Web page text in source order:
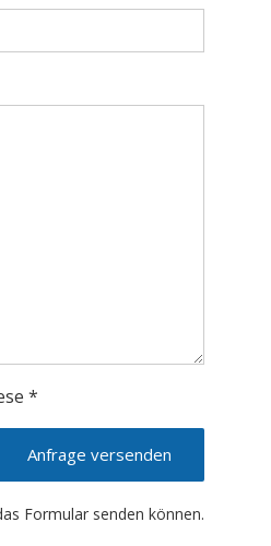
*
Anfrage versenden
Formular senden können.